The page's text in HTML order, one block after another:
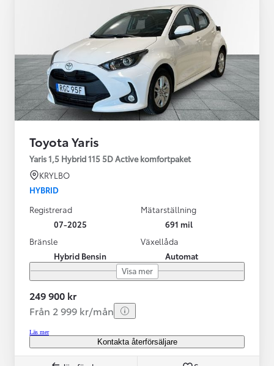
Toyota Yaris
Yaris 1,5 Hybrid 115 5D Active komfortpaket
KRYLBO
HYBRID
Registrerad
07-2025
Mätarställning
691 mil
Bränsle
Hybrid Bensin
Växellåda
Automat
Visa mer
249 900 kr
Från 2 999 kr/mån
Läs mer
Kontakta återförsäljare